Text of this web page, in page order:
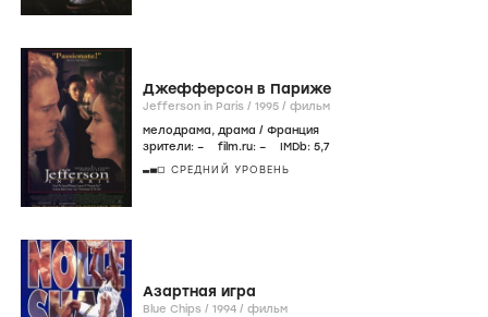
Джефферсон в Париже
Jefferson in Paris / 1995 / фильм
мелодрама, драма / Франция
зрители: – film.ru: – IMDb: 5,7
СРЕДНИЙ УРОВЕНЬ
Азартная игра
Blue Chips / 1994 / фильм